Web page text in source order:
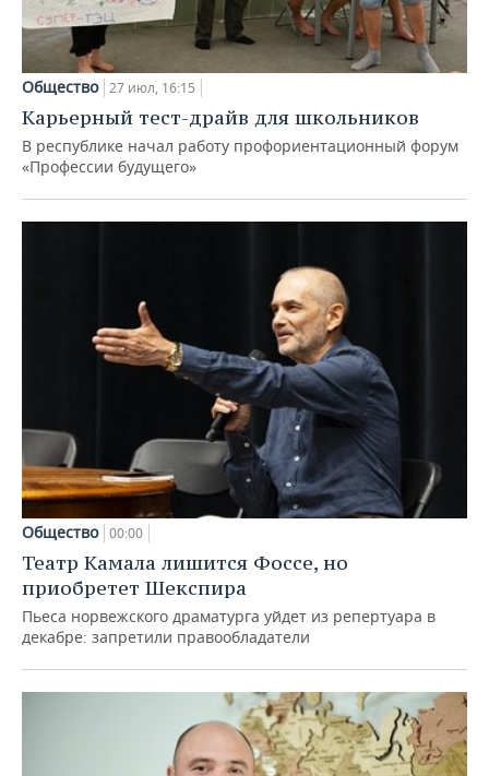
Общество 27 июл, 16:15
Карьерный тест-драйв для школьников
В республике начал работу профориентационный форум
«Профессии будущего»
Общество 00:00
Театр Камала лишится Фоссе, но
приобретет Шекспира
Пьеса норвежского драматурга уйдет из репертуара в
декабре: запретили правообладатели